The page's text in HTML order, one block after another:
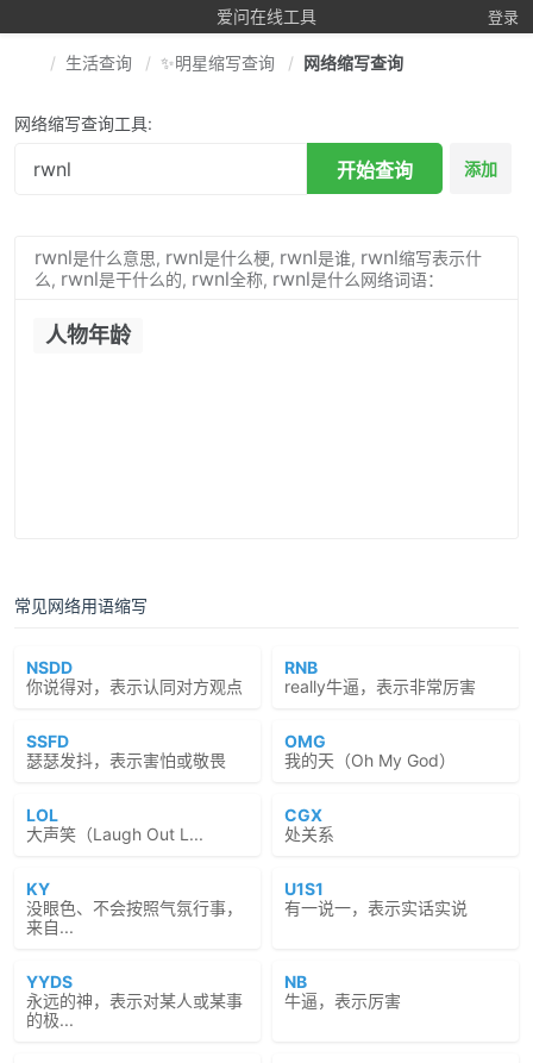
爱问在线工具 登录
生活查询 ✨明星缩写查询 网络缩写查询
网络缩写查询工具:
开始查询 添加
rwnl是什么意思, rwnl是什么梗, rwnl是谁, rwnl缩写表示什
么, rwnl是干什么的, rwnl全称, rwnl是什么网络词语：
人物年龄
常见网络用语缩写
NSDD
你说得对，表示认同对方观点
RNB
really牛逼，表示非常厉害
SSFD
瑟瑟发抖，表示害怕或敬畏
OMG
我的天（Oh My God）
LOL
大声笑（Laugh Out L...
CGX
处关系
KY
没眼色、不会按照气氛行事，
来自...
U1S1
有一说一，表示实话实说
YYDS
永远的神，表示对某人或某事
的极...
NB
牛逼，表示厉害